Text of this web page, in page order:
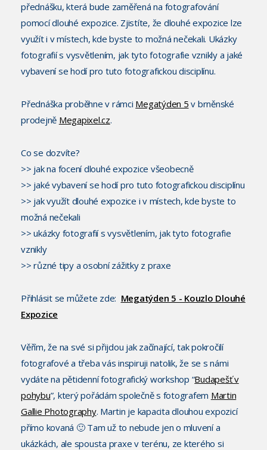
přednášku, která bude zaměřená na fotografování
pomocí dlouhé expozice. Zjistíte, že dlouhé expozice lze
využít i v místech, kde byste to možná nečekali. Ukázky
fotografií s vysvětlením, jak tyto fotografie vznikly a jaké
vybavení se hodí pro tuto fotografickou disciplínu.
Přednáška proběhne v rámci Megatýden 5 v brněnské
prodejně Megapixel.cz.
Co se dozvíte?
>> jak na focení dlouhé expozice všeobecně
>> jaké vybavení se hodí pro tuto fotografickou disciplínu
>> jak využít dlouhé expozice i v místech, kde byste to
možná nečekali
>> ukázky fotografií s vysvětlením, jak tyto fotografie
vznikly
>> různé tipy a osobní zážitky z praxe
Přihlásit se můžete zde: Megatýden 5 - Kouzlo Dlouhé
Expozice
Věřím, že na své si přijdou jak začínající, tak pokročilí
fotografové a třeba vás inspiruji natolik, že se s námi
vydáte na pětidenní fotografický workshop “Budapešť v
pohybu”, který pořádám společně s fotografem Martin
Gallie Photography. Martin je kapacita dlouhou expozicí
přímo kovaná 🙂 Tam už to nebude jen o mluvení a
ukázkách, ale spousta praxe v terénu, ze kterého si